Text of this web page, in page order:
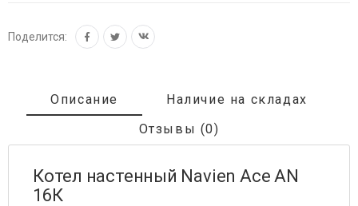
Поделится:
Описание
Наличие на складах
Отзывы (0)
Котел настенный Navien Ace AN
16К